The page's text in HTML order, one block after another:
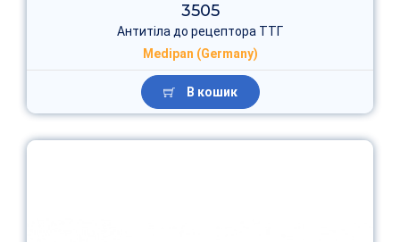
3505
Антитіла до рецептора ТТГ
Medipan (Germany)
В кошик